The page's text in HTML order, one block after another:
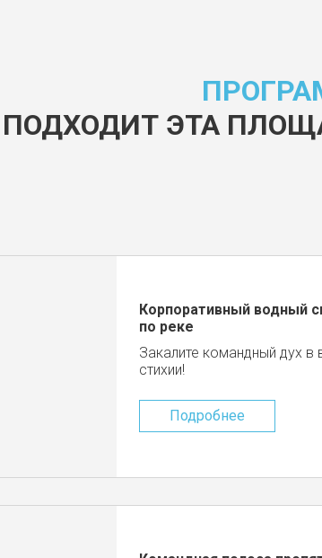
ЭТА
Корпоративный водный
по реке
Закалите командный дух в
стихии!
Подробнее